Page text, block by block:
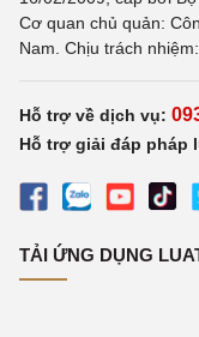
Cơ quan chủ quản:
Nam. Chịu trách
Hỗ trợ về dịch vụ:
Hỗ trợ giải đáp pháp
TẢI ỨNG DỤNG